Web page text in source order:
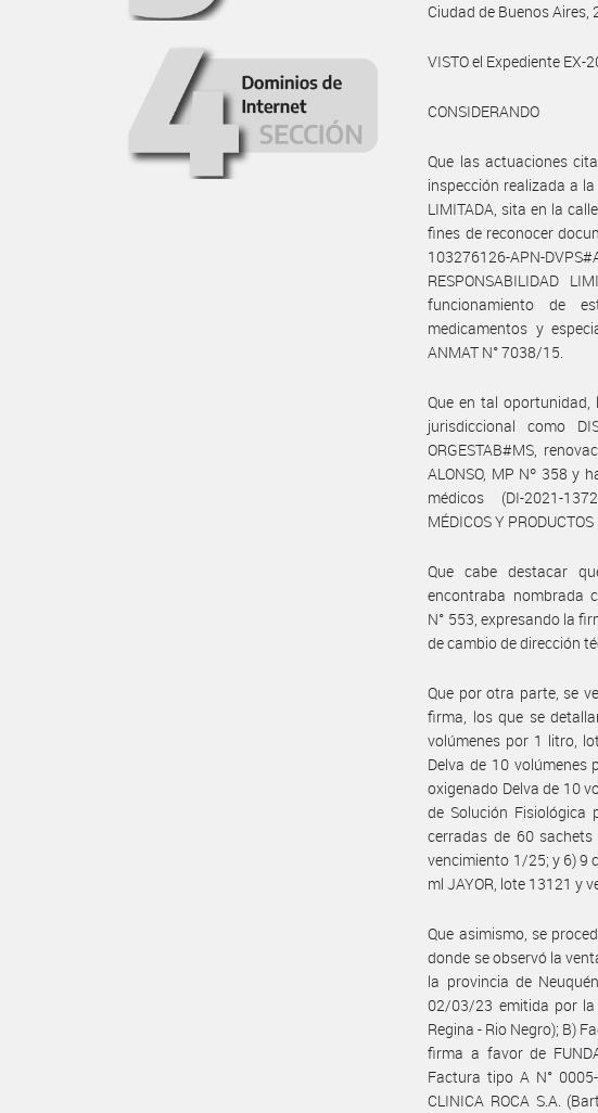
Ciudad de Buenos
VISTO el Expediente
CONSIDERANDO
Que las actuaciones
inspección realizada a la
LIMITADA, sita en la
fines de reconocer
103276126-APN-
RESPONSABILIDAD
funcionamiento de
medicamentos y
ANMAT N° 7038/15.
Que en tal oportunidad,
jurisdiccional como
ORGESTAB#MS,
ALONSO, MP Nº 358 y
médicos (DI-2021-
MÉDICOS Y
Que cabe destacar
encontraba nombrada
N° 553, expresando la
de cambio de dirección
Que por otra parte, se
firma, los que se
volúmenes por 1 litro,
Delva de 10
oxigenado Delva de 10
de Solución Fisiológica
cerradas de 60
vencimiento 1/25; y 6) 9
ml JAYOR, lote 13121 y
Que asimismo, se
donde se observó la
la provincia de
02/03/23 emitida por la
Regina - Rio Negro); B)
firma a favor de
Factura tipo A N°
CLINICA ROCA S.A.